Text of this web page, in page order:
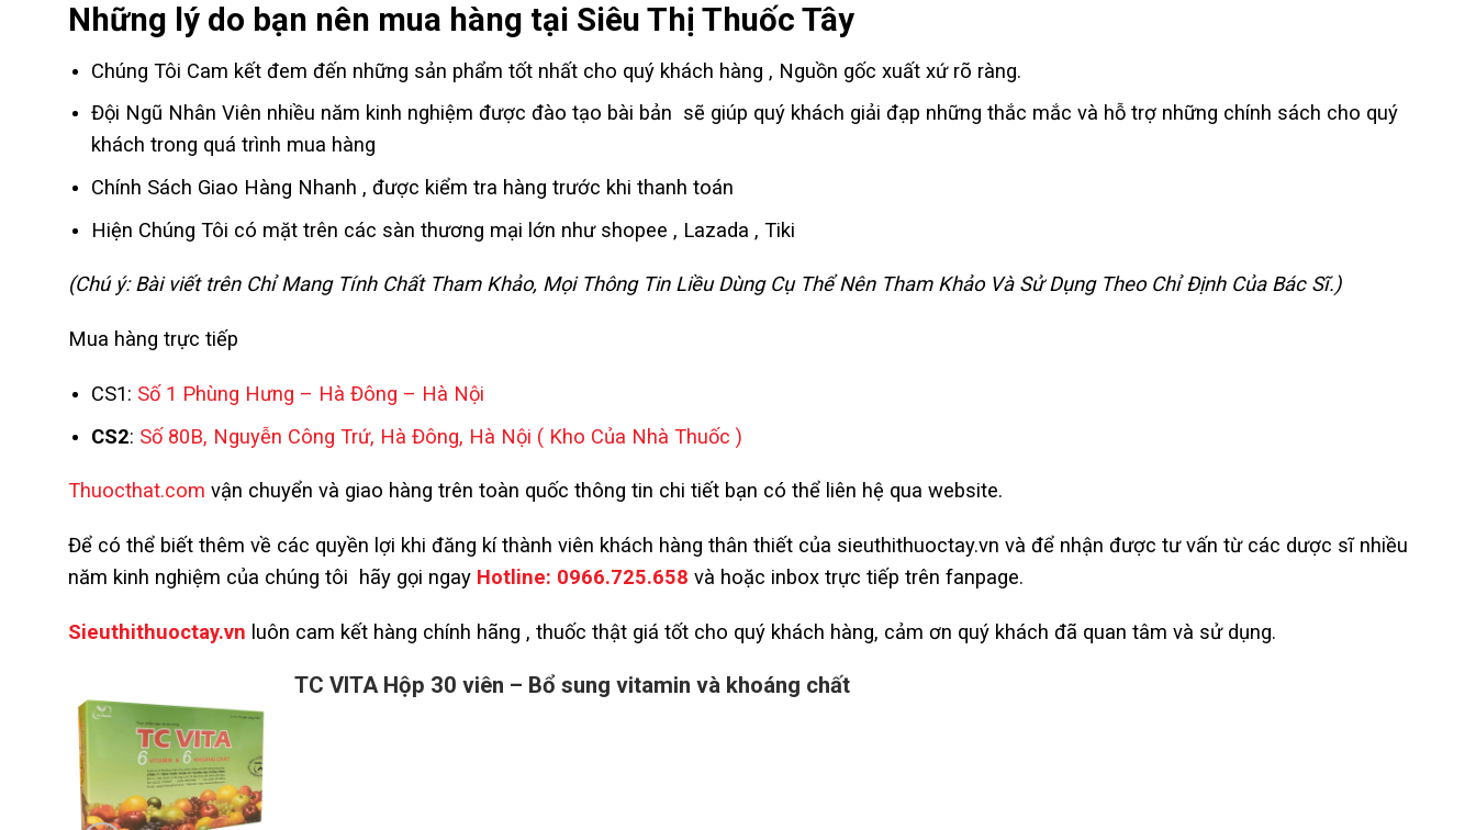
Những lý do bạn nên mua hàng tại Siêu Thị Thuốc Tây
Chúng Tôi Cam kết đem đến những sản phẩm tốt nhất cho quý khách hàng , Nguồn gốc xuất xứ rõ ràng.
Đội Ngũ Nhân Viên nhiều năm kinh nghiệm được đào tạo bài bản sẽ giúp quý khách giải đạp những thắc mắc và hỗ trợ những chính sách cho quý
khách trong quá trình mua hàng
Chính Sách Giao Hàng Nhanh , được kiểm tra hàng trước khi thanh toán
Hiện Chúng Tôi có mặt trên các sàn thương mại lớn như shopee , Lazada , Tiki
(Chú ý: Bài viết trên Chỉ Mang Tính Chất Tham Khảo, Mọi Thông Tin Liều Dùng Cụ Thể Nên Tham Khảo Và Sử Dụng Theo Chỉ Định Của Bác Sĩ.)
Mua hàng trực tiếp
CS1: Số 1 Phùng Hưng – Hà Đông – Hà Nội
CS2: Số 80B, Nguyễn Công Trứ, Hà Đông, Hà Nội ( Kho Của Nhà Thuốc )
Thuocthat.com vận chuyển và giao hàng trên toàn quốc thông tin chi tiết bạn có thể liên hệ qua website.
Để có thể biết thêm về các quyền lợi khi đăng kí thành viên khách hàng thân thiết của sieuthithuoctay.vn và để nhận được tư vấn từ các dược sĩ nhiều
năm kinh nghiệm của chúng tôi hãy gọi ngay Hotline: 0966.725.658 và hoặc inbox trực tiếp trên fanpage.
Sieuthithuoctay.vn luôn cam kết hàng chính hãng , thuốc thật giá tốt cho quý khách hàng, cảm ơn quý khách đã quan tâm và sử dụng.
TC VITA Hộp 30 viên – Bổ sung vitamin và khoáng chất